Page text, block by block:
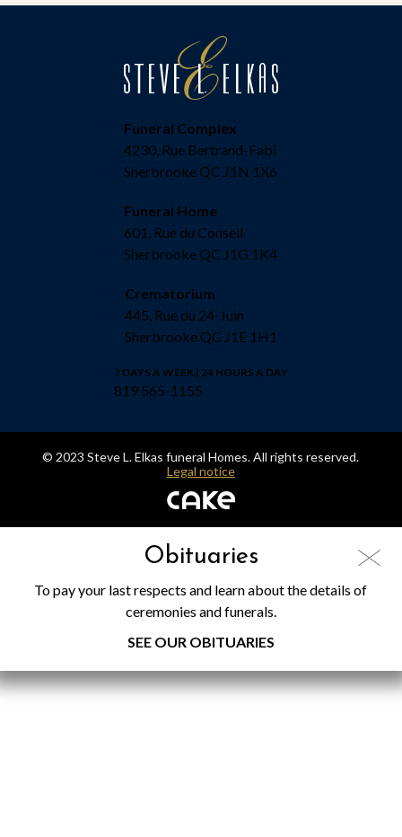
Funeral Complex
4230, Rue Bertrand-Fabi
Sherbrooke QC J1N 1X6
Funeral Home
601, Rue du Conseil
Sherbrooke QC J1G 1K4
Crematorium
445, Rue du 24-Juin
Sherbrooke QC J1E 1H1
7 DAYS A WEEK | 24 HOURS A DAY
819 565-1155
© 2023 Steve L. Elkas funeral Homes. All rights reserved.
Legal notice
Obituaries
To pay your last respects and learn about the details of
ceremonies and funerals.
SEE OUR OBITUARIES